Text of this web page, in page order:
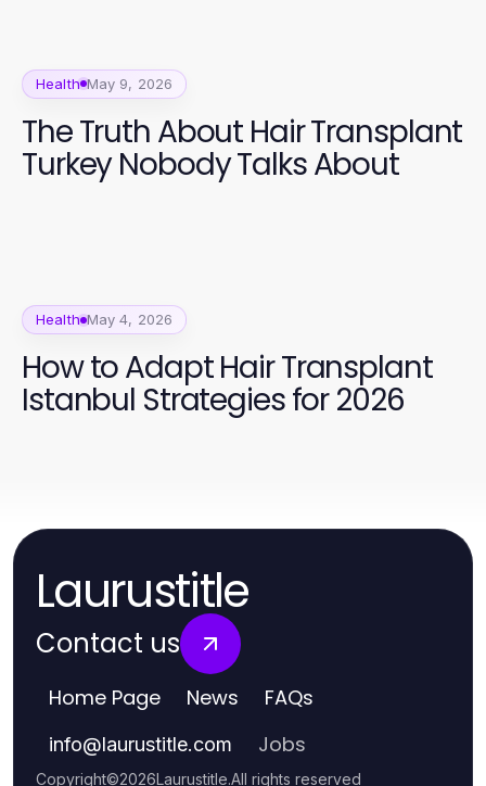
Health May 9, 2026
The Truth About Hair Transplant
Turkey Nobody Talks About
Health May 4, 2026
How to Adapt Hair Transplant
Istanbul Strategies for 2026
Laurustitle
Contact us
Home Page News FAQs
info@laurustitle.com Jobs
Copyright©2026Laurustitle.All rights reserved